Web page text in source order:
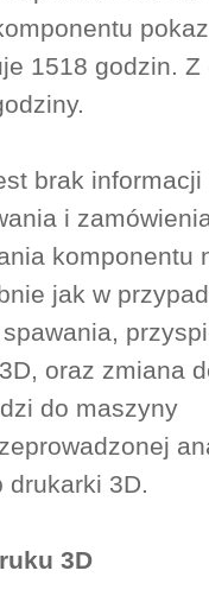
1518 godzin.
brak informacji
i
komponentu
jak w
oraz zmiana
do maszyny
drukarki 3D.
3D